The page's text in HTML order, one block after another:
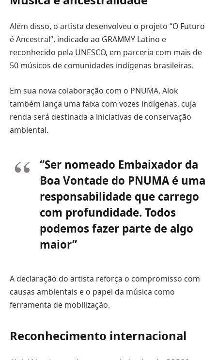
Além disso, o artista desenvolveu o projeto “O Futuro
é Ancestral”, indicado ao GRAMMY Latino e
reconhecido pela UNESCO, em parceria com mais de
50 músicos de comunidades indígenas brasileiras.
Em sua nova colaboração com o PNUMA, Alok
também lança uma faixa com vozes indígenas, cuja
renda será destinada a iniciativas de conservação
ambiental.
“Ser nomeado Embaixador da
Boa Vontade do PNUMA é uma
responsabilidade que carrego
com profundidade. Todos
podemos fazer parte de algo
maior”
A declaração do artista reforça o compromisso com
causas ambientais e o papel da música como
ferramenta de mobilização.
Reconhecimento internacional